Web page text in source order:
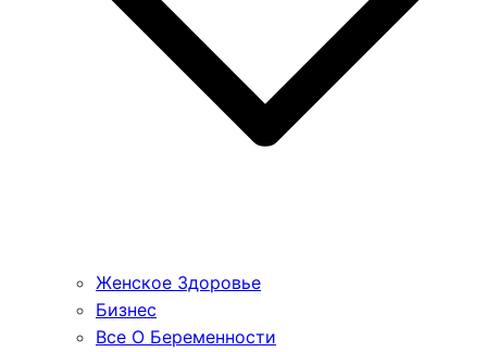
Женское Здоровье
Бизнес
Все О Беременности